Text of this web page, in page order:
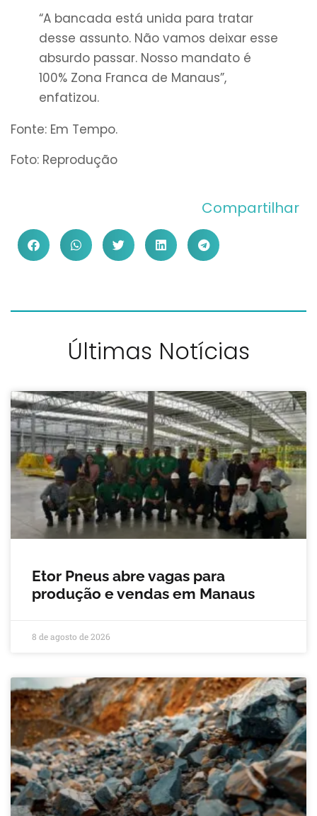
“A bancada está unida para tratar
desse assunto. Não vamos deixar esse
absurdo passar. Nosso mandato é
100% Zona Franca de Manaus”,
enfatizou.
Fonte: Em Tempo.
Foto: Reprodução
Compartilhar
Últimas Notícias
Etor Pneus abre vagas para
produção e vendas em Manaus
8 de agosto de 2026